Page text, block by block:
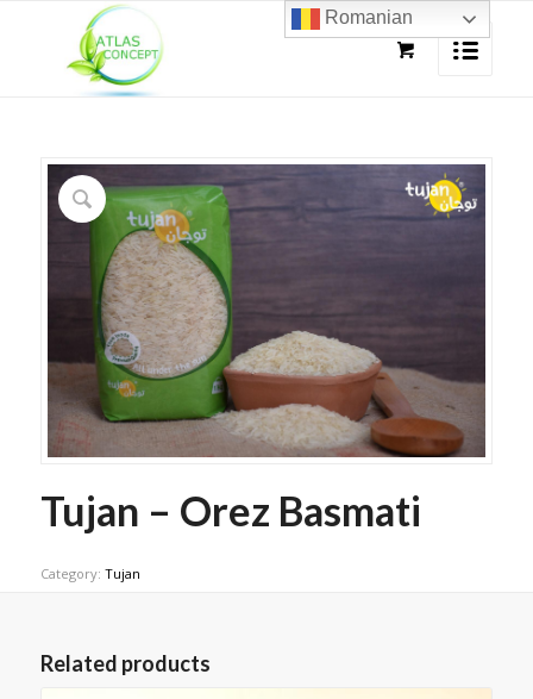
Tujan – Orez Basmati
Category: Tujan
Related products
Romanian